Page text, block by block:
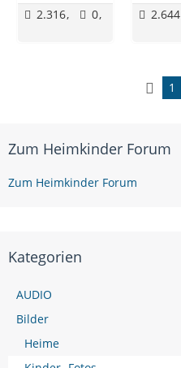
2.316 0 2.644
1
Zum Heimkinder Forum
Zum Heimkinder Forum
Kategorien
AUDIO
Bilder
Heime